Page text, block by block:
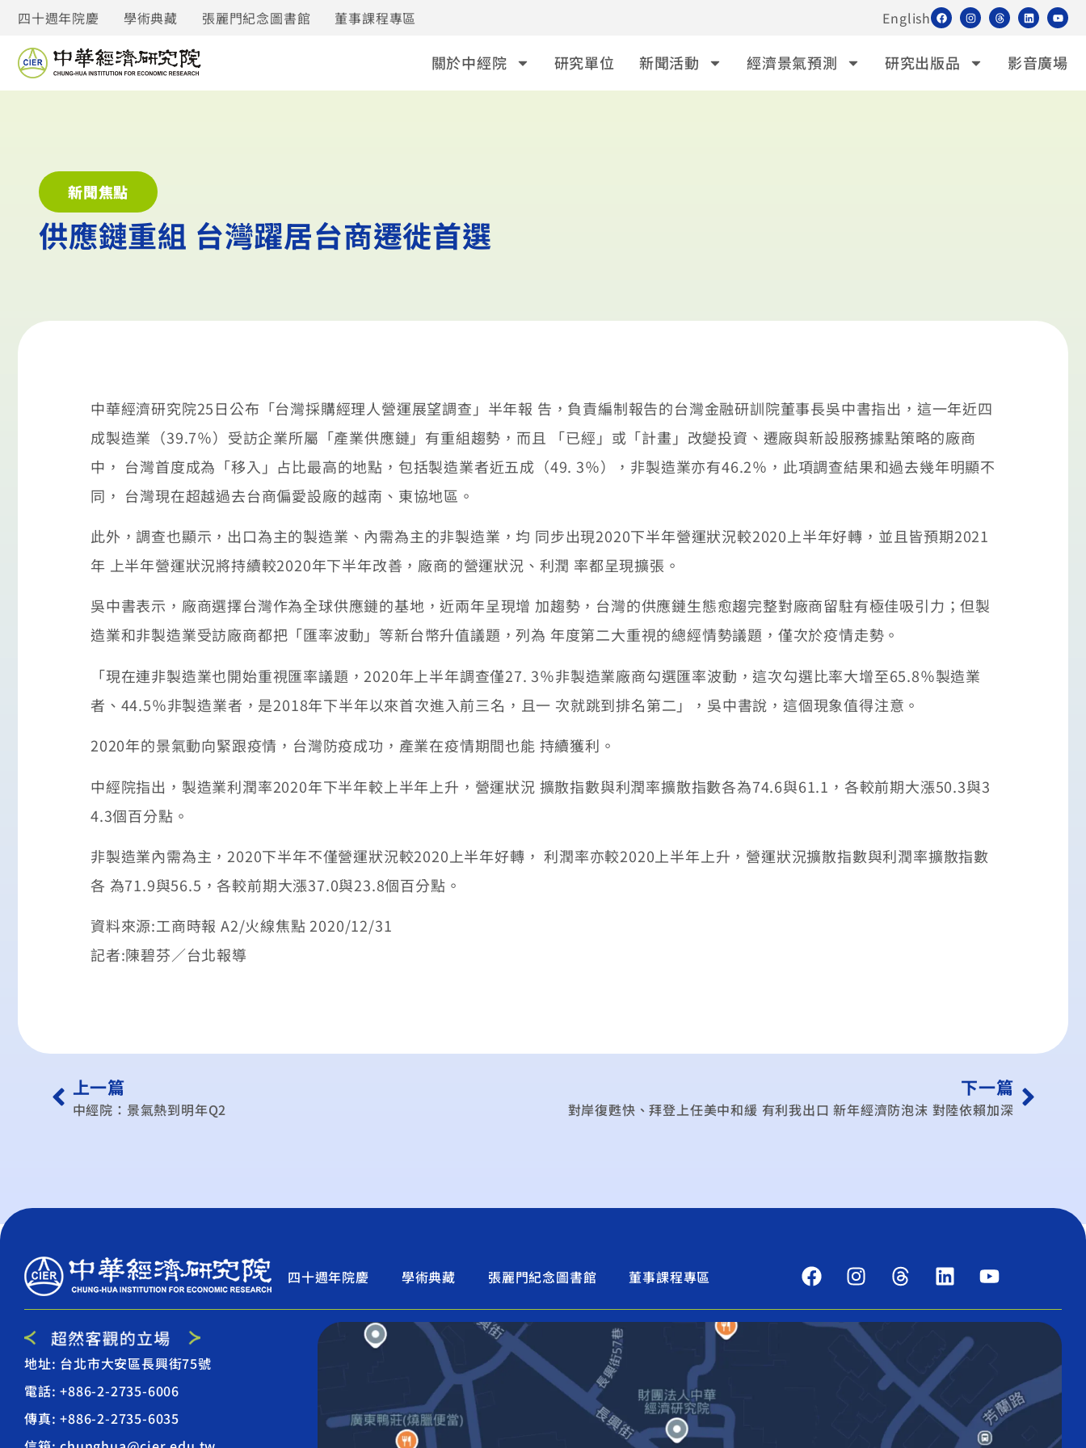
四十週年院慶 學術典藏 張麗門紀念圖書館 董事課程專區 English
關於中經院 研究單位 新聞活動 經濟景氣預測 研究出版品 影音廣場
新聞焦點
供應鏈重組 台灣躍居台商遷徙首選
中華經濟研究院25日公布「台灣採購經理人營運展望調查」半年報 告，負責編制報告的台灣金融研訓院董事長吳中書指出，這一年近四
成製造業（39.7％）受訪企業所屬「產業供應鏈」有重組趨勢，而且 「已經」或「計畫」改變投資、遷廠與新設服務據點策略的廠商
中， 台灣首度成為「移入」占比最高的地點，包括製造業者近五成（49. 3％），非製造業亦有46.2％，此項調查結果和過去幾年明顯不
同， 台灣現在超越過去台商偏愛設廠的越南、東協地區。
此外，調查也顯示，出口為主的製造業、內需為主的非製造業，均 同步出現2020下半年營運狀況較2020上半年好轉，並且皆預期2021
年 上半年營運狀況將持續較2020年下半年改善，廠商的營運狀況、利潤 率都呈現擴張。
吳中書表示，廠商選擇台灣作為全球供應鏈的基地，近兩年呈現增 加趨勢，台灣的供應鏈生態愈趨完整對廠商留駐有極佳吸引力；但製
造業和非製造業受訪廠商都把「匯率波動」等新台幣升值議題，列為 年度第二大重視的總經情勢議題，僅次於疫情走勢。
「現在連非製造業也開始重視匯率議題，2020年上半年調查僅27. 3％非製造業廠商勾選匯率波動，這次勾選比率大增至65.8％製造業
者、44.5％非製造業者，是2018年下半年以來首次進入前三名，且一 次就跳到排名第二」，吳中書說，這個現象值得注意。
2020年的景氣動向緊跟疫情，台灣防疫成功，產業在疫情期間也能 持續獲利。
中經院指出，製造業利潤率2020年下半年較上半年上升，營運狀況 擴散指數與利潤率擴散指數各為74.6與61.1，各較前期大漲50.3與3
4.3個百分點。
非製造業內需為主，2020下半年不僅營運狀況較2020上半年好轉， 利潤率亦較2020上半年上升，營運狀況擴散指數與利潤率擴散指數
各 為71.9與56.5，各較前期大漲37.0與23.8個百分點。
資料來源:工商時報 A2/火線焦點 2020/12/31
記者:陳碧芬／台北報導
上一篇
中經院：景氣熱到明年Q2
下一篇
對岸復甦快、拜登上任美中和緩 有利我出口 新年經濟防泡沫 對陸依賴加深
四十週年院慶 學術典藏 張麗門紀念圖書館 董事課程專區
地址: 台北市大安區長興街75號
電話: +886-2-2735-6006
傳真: +886-2-2735-6035